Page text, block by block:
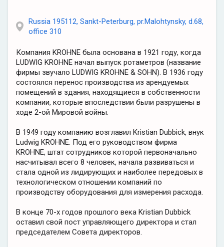
Russia 195112, Sankt-Peterburg, pr.Malohtynsky, d.68,
office 310
Компания KROHNE была основана в 1921 году, когда
LUDWIG KROHNE начал выпуск ротаметров (название
фирмы звучало LUDWIG KROHNE & SOHN). В 1936 году
состоялся перенос производства из арендуемых
помещений в здания, находящиеся в собственности
компании, которые впоследствии были разрушены в
ходе 2-ой Мировой войны.
В 1949 году компанию возглавил Kristian Dubbick, внук
Ludwig KROHNE. Под его руководством фирма
KROHNE, штат сотрудников которой первоначально
насчитывал всего 8 человек, начала развиваться и
стала одной из лидирующих и наиболее передовых в
технологическом отношении компаний по
производству оборудования для измерения расхода.
В конце 70-х годов прошлого века Kristian Dubbick
оставил свой пост управляющего директора и стал
председателем Совета директоров.